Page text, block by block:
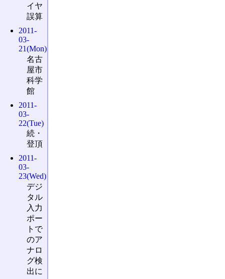
イヤ
誤算
2011-
03-
21(Mon)
名古
屋市
科学
館
2011-
03-
22(Tue)
続・
登頂
2011-
03-
23(Wed)
デジ
タル
入力
ポー
トで
のア
ナロ
グ検
出に